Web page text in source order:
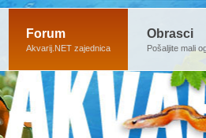
Forum
Akvarij.NET zajednica
Obrasci
Pošaljite mali